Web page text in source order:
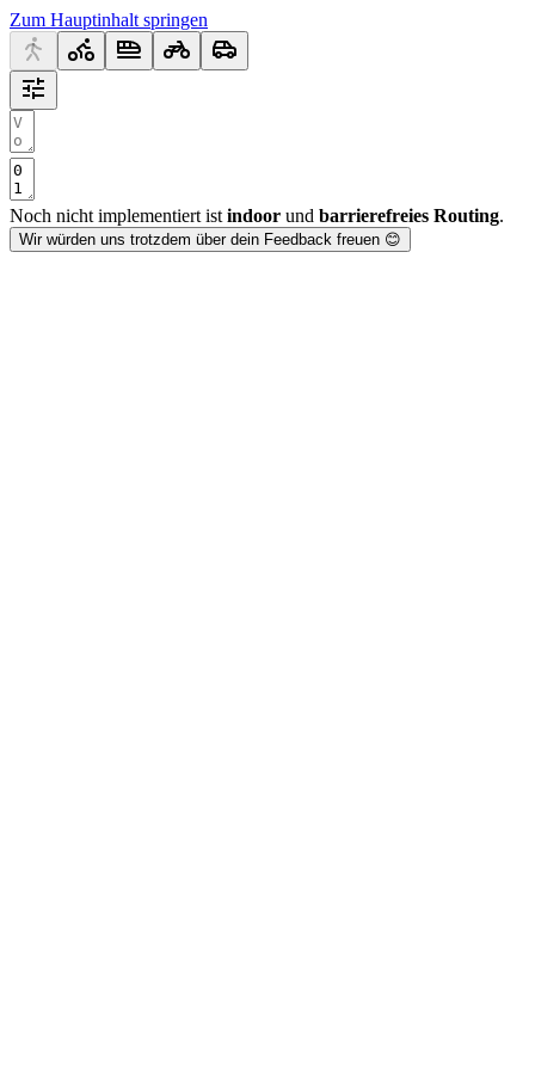
Zum Hauptinhalt springen
Noch nicht implementiert ist indoor und barrierefreies Routing.
Wir würden uns trotzdem über dein Feedback freuen 😊